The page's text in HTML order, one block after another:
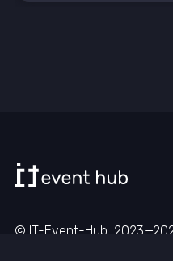
© IT-Event-Hub, 2023—